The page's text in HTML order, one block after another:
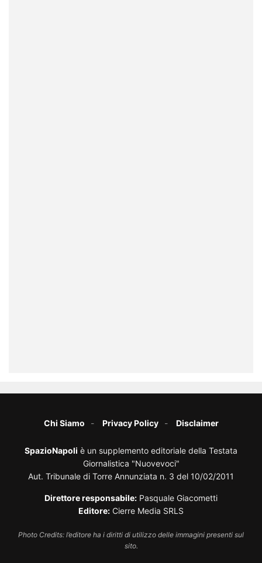
Chi Siamo Privacy Policy Disclaimer
SpazioNapoli è un supplemento editoriale della Testata
Giornalistica "Nuovevoci"
Aut. Tribunale di Torre Annunziata n. 3 del 10/02/2011
Direttore responsabile: Pasquale Giacometti
Editore: Cierre Media SRLS
Photo Credits: l’editore ha i diritti di utilizzo delle immagini presenti sul
sito.